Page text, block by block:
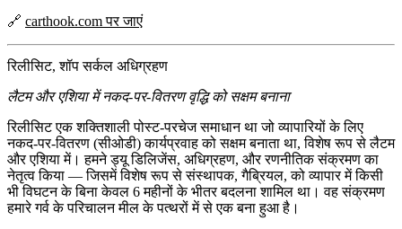
🔗 carthook.com पर जाएं
रिलीसिट, शॉप सर्कल अधिग्रहण
लैटम और एशिया में नकद-पर-वितरण वृद्धि को सक्षम बनाना
रिलीसिट एक शक्तिशाली पोस्ट-परचेज समाधान था जो व्यापारियों के लिए
नकद-पर-वितरण (सीओडी)कार्यप्रवाह को सक्षम बनाता था, विशेष रूप से लैटम
और एशिया में। हमनेड्यू डिलिजेंस, अधिग्रहण, औररणनीतिक संक्रमणका
नेतृत्व किया — जिसमें विशेष रूप से संस्थापक,गैब्रियल, को व्यापार में किसी
भी विघटन के बिना केवल 6 महीनों के भीतर बदलना शामिल था। वह संक्रमण
हमारे गर्व के परिचालन मील के पत्थरों में से एक बना हुआ है।